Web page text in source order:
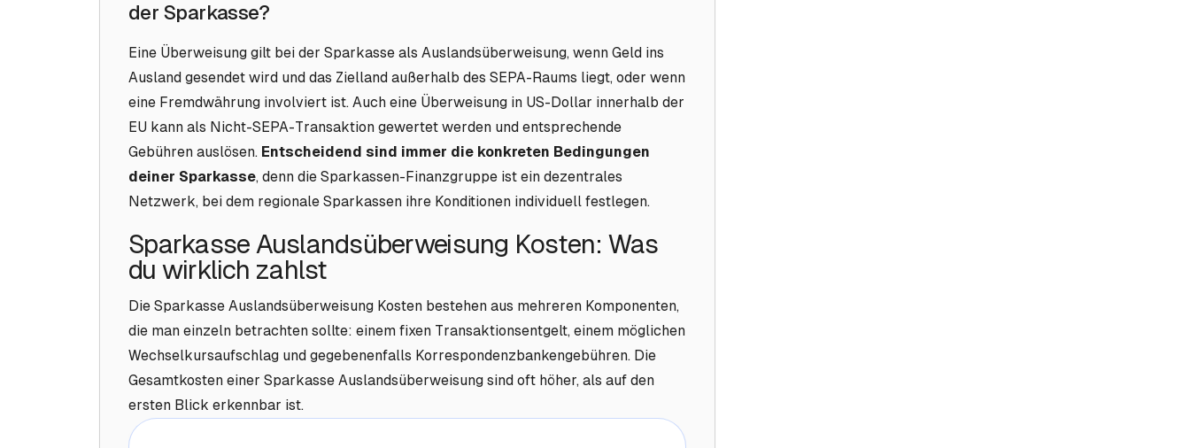
der Sparkasse?
Eine Überweisung gilt bei der Sparkasse als Auslandsüberweisung, wenn Geld ins
Ausland gesendet wird und das Zielland außerhalb des SEPA-Raums liegt, oder wenn
eine Fremdwährung involviert ist. Auch eine Überweisung in US-Dollar innerhalb der
EU kann als Nicht-SEPA-Transaktion gewertet werden und entsprechende
Gebühren auslösen. Entscheidend sind immer die konkreten Bedingungen
deiner Sparkasse, denn die Sparkassen-Finanzgruppe ist ein dezentrales
Netzwerk, bei dem regionale Sparkassen ihre Konditionen individuell festlegen.
Sparkasse Auslandsüberweisung Kosten: Was
du wirklich zahlst
Die Sparkasse Auslandsüberweisung Kosten bestehen aus mehreren Komponenten,
die man einzeln betrachten sollte: einem fixen Transaktionsentgelt, einem möglichen
Wechselkursaufschlag und gegebenenfalls Korrespondenzbankengebühren. Die
Gesamtkosten einer Sparkasse Auslandsüberweisung sind oft höher, als auf den
ersten Blick erkennbar ist.